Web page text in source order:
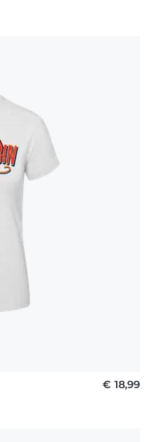
€ 18,99